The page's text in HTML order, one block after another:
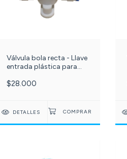
Válvula bola recta - Llave
entrada plástica para
paso acople rápido Q.F,
DCC025A
$28.000
DETALLES